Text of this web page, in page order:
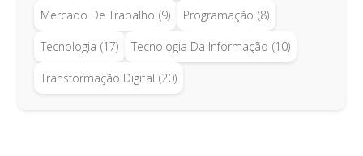
Mercado De Trabalho (9) Programação (8)
Tecnologia (17) Tecnologia Da Informação (10)
Transformação Digital (20)